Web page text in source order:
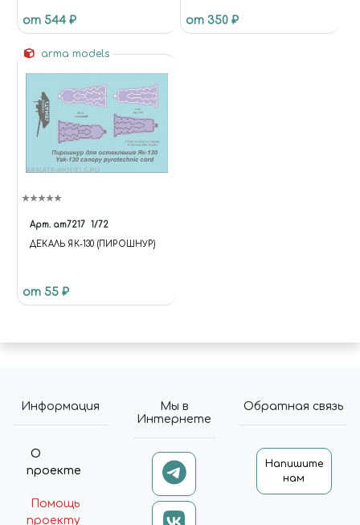
CONVERSION
от 544 ₽ от 350 ₽
arma models
Арт. am7217 1/72
ДЕКАЛЬ ЯК-130 (ПИРОШНУР)
от 55 ₽
Информация
О
проекте
Помощь
проекту
Мы в
Интернете
Обратная связь
Напишите
нам